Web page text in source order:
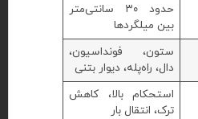
حدود ۳۰ سانتی‌متر
بین میلگردها
ستون، فونداسیون،
دال، راه‌پله، دیوار بتنی
استحکام بالا، کاهش
ترک، انتقال بار